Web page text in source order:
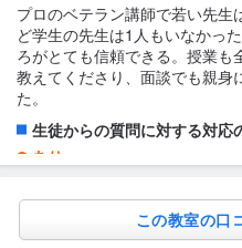
プロのベテラン講師で若い先生
ど学生の先生は1人もいなかっ
ろがとても信頼できる。授業も
教えてくださり、面談でも親身
た。
生徒からの質問に対する対応
あり
多かった。休み時間にも誰に
1日あたりの授業時間について
この教室の口